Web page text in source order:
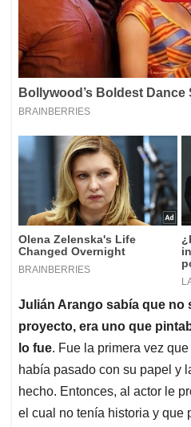
Julián Arango sabía que no
proyecto, era uno que
lo fue. Fue la primera vez
había pasado con su papel y
hecho. Entonces, al actor le
el cual no tenía historia y que